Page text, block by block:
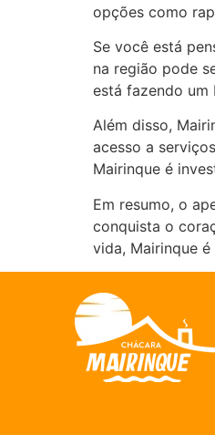
opções como
Se você está
na região pode
está fazendo um
Além disso,
acesso a
Mairinque é
Em resumo, o
conquista o
vida, Mairinque